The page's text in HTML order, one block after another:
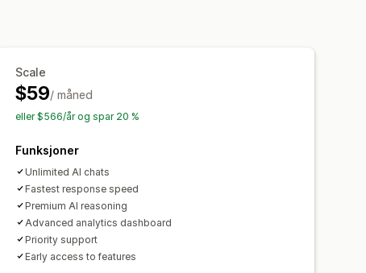
Scale
$59/ måned
eller $566/år og spar 20 %
Funksjoner
Unlimited AI chats
Fastest response speed
Premium AI reasoning
Advanced analytics dashboard
Priority support
Early access to features